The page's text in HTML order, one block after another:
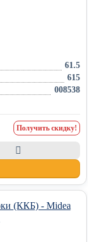
61.5
615
008538
Получить скидку!